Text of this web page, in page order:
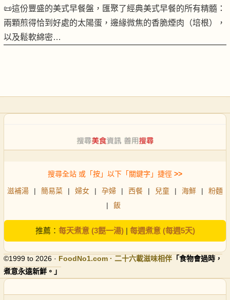
📜這份豐盛的美式早餐盤，匯聚了經典美式早餐的所有精髓：
兩顆煎得恰到好處的太陽蛋，邊緣微焦的香脆煙肉（培根），
以及鬆軟綿密…
搜尋全站 或「按」以下「關鍵字」捷徑 >>
滋補湯 | 簡易菜 | 婦女 | 孕婦 | 西餐 | 兒童 | 海鮮 |
粉麵
|
飯
推薦： 每天煮意 (3餸一湯)| 每週煮意 (每週5天)
©1999 to 2026 · FoodNo1.com · 二十六載滋味相伴 「食物會過時，
煮意永遠新鮮。」